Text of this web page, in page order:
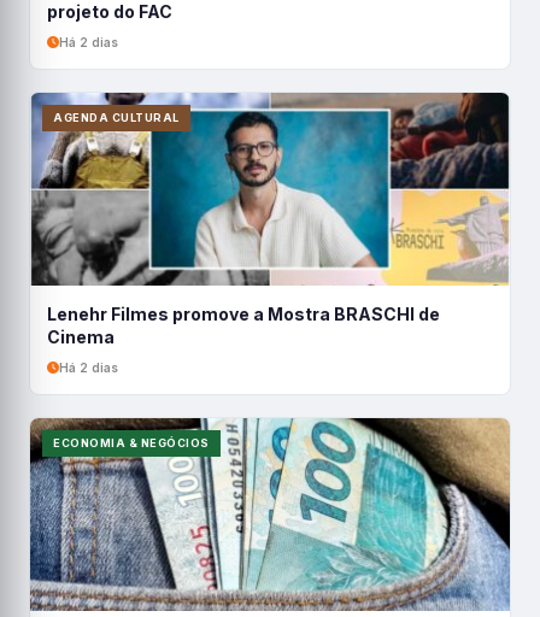
projeto do FAC
Há 2 dias
AGENDA CULTURAL
Lenehr Filmes promove a Mostra BRASCHI de
Cinema
Há 2 dias
ECONOMIA & NEGÓCIOS